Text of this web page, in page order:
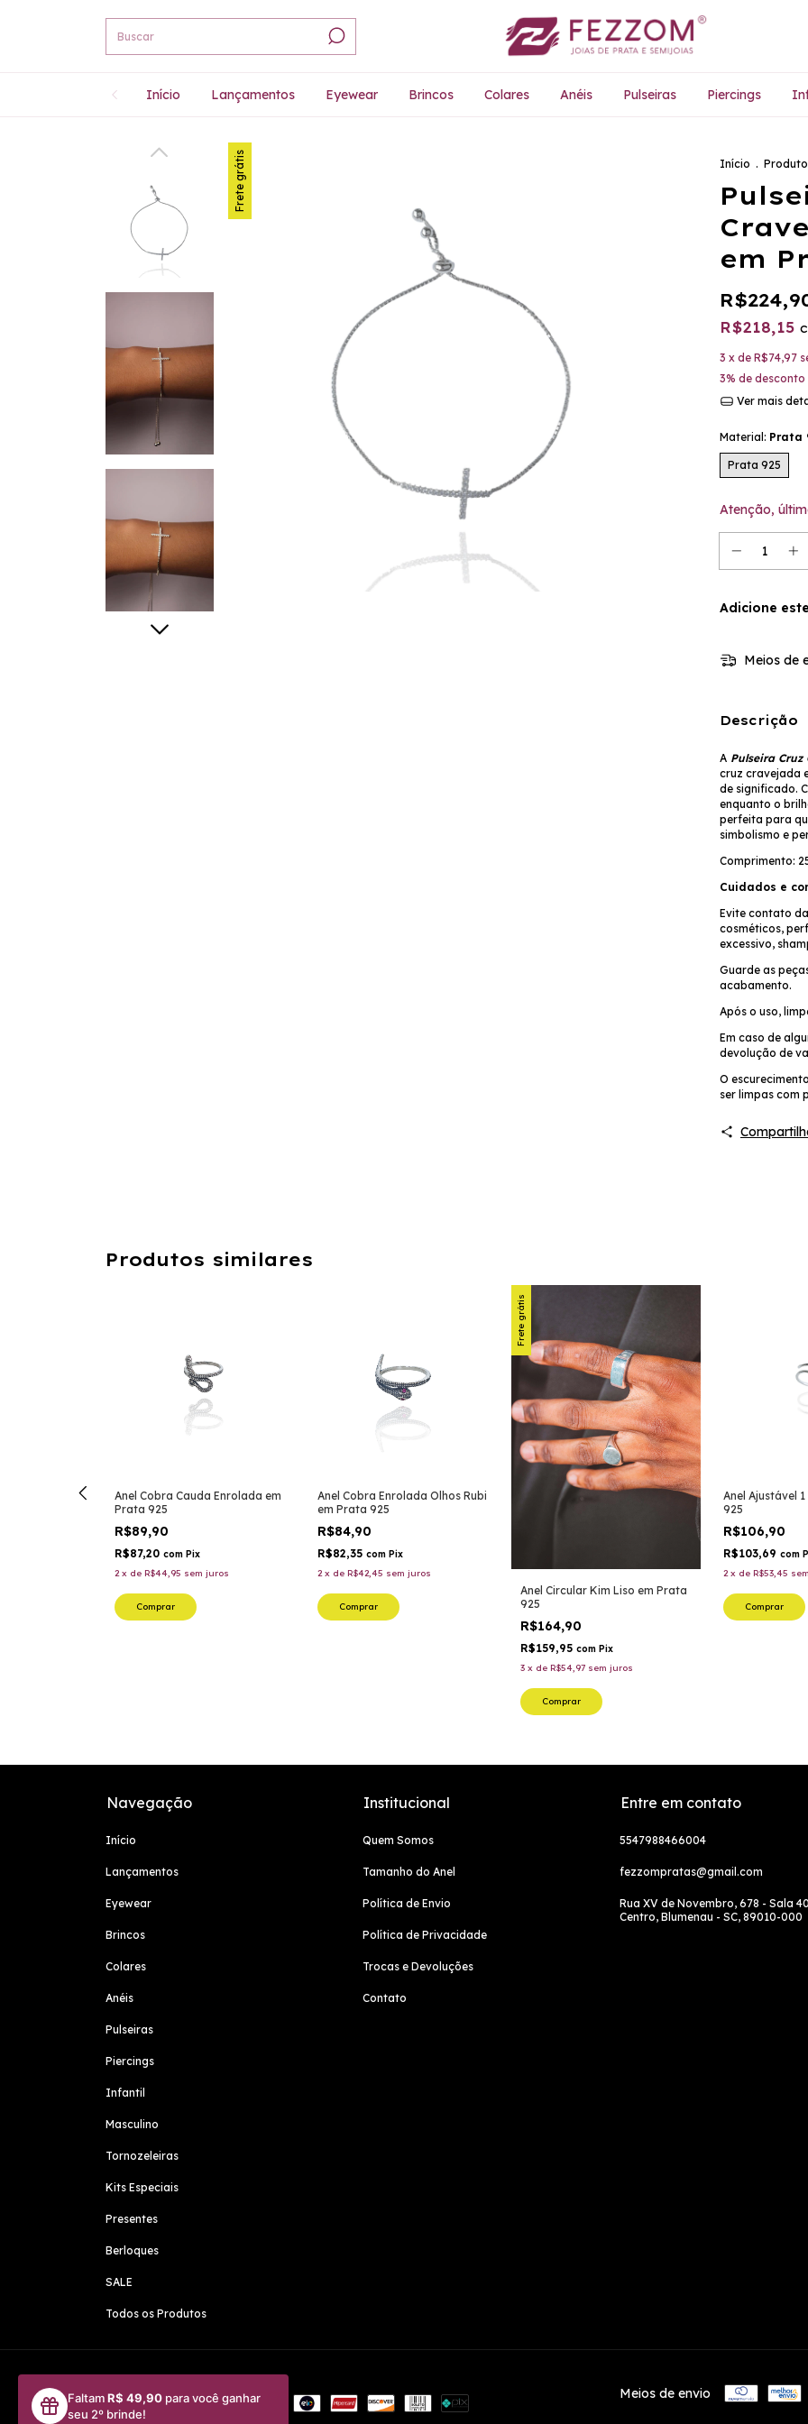
FaltamR$ 49,90 para você ganhar
seu 2º brinde!
Início Lançamentos Eyewear Brincos Colares Anéis Pulseiras Piercings
Frete grátis Início .
em
R$218,15
3 x de R$74,97
3% de desconto
Ver mais
Material: Prata
Prata 925
Atenção,
Adicione
Meios de
Descrição
A Pulseira Cruz
cruz cravejada
de significado.
enquanto o
perfeita para
simbolismo e
Comprimento:
Cuidados e
Evite contato
cosméticos,
excessivo,
Guarde as
acabamento.
Após o uso,
Em caso de
devolução de
O
ser limpas com
Produtos similares
Anel Cobra Cauda Enrolada em
Prata 925
R$89,90
R$87,20 com Pix
2 x de R$44,95 sem juros
Comprar
Anel Cobra Enrolada Olhos Rubi
em Prata 925
R$84,90
R$82,35 com Pix
2 x de R$42,45 sem juros
Comprar
Frete grátis
Anel Circular Kim Liso em Prata
925
R$164,90
R$159,95 com Pix
3 x de R$54,97 sem juros
Comprar
Anel Ajustável
925
R$106,90
R$103,69 com
2 x de R$53,45
Comprar
Navegação
Início
Lançamentos
Eyewear
Brincos
Colares
Anéis
Pulseiras
Piercings
Infantil
Masculino
Tornozeleiras
Kits Especiais
Presentes
Berloques
SALE
Todos os Produtos
Institucional
Quem Somos
Tamanho do Anel
Política de Envio
Política de Privacidade
Trocas e Devoluções
Contato
Entre em contato
5547988466004
fezzompratas@gmail.com
Rua XV de Novembro, 678 - Sala
Centro, Blumenau - SC, 89010-000
Meios de pagamento
Meios de envio